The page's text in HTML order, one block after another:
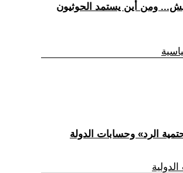
ومن أين يستمد الحوثيون